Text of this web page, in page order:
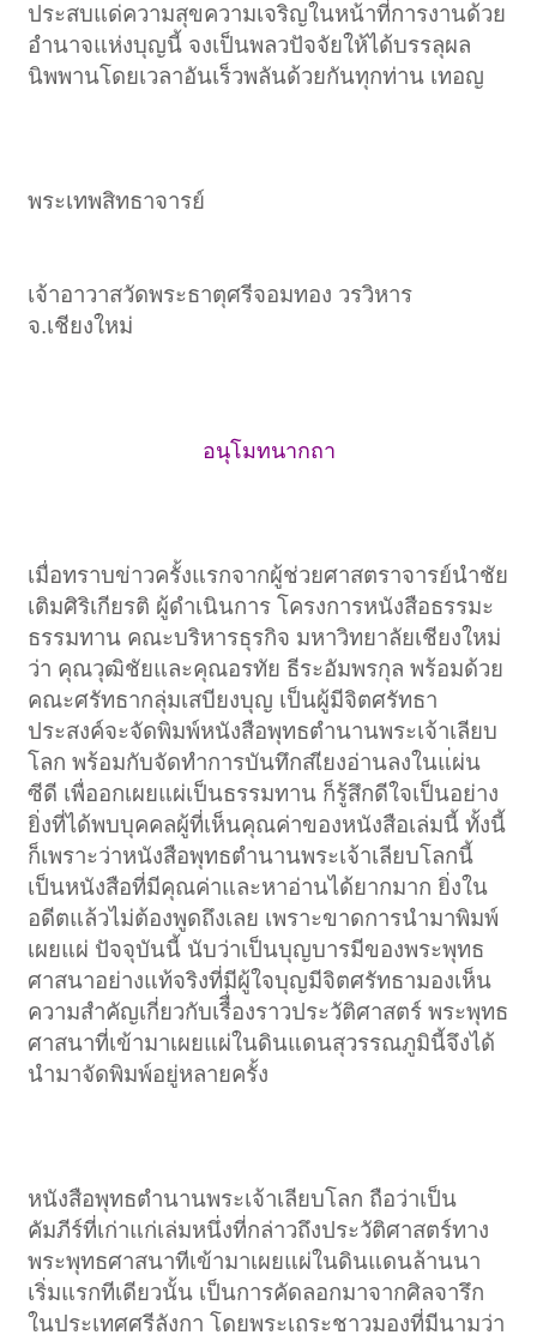
ประสบแด่ความสุขความเจริญในหน้าที่การงานด้วย
อำนาจแห่งบุญนี้ จงเป็นพลวปัจจัยให้ได้บรรลุผล
นิพพานโดยเวลาอันเร็วพลันด้วยกันทุกท่าน เทอญ​
พระเทพสิทธาจารย์
เจ้าอาวาสวัดพระธาตุศรีจอมทอง วรวิหาร
จ.เชียงใหม่​
อนุโมทนากถา
เมื่อทราบข่าวครั้งแรกจากผู้ช่วยศาสตราจารย์นำชัย
เติมศิริเกียรติ ผู้ดำเนินการ โครงการหนังสือธรรมะ
ธรรมทาน คณะบริหารธุรกิจ มหาวิทยาลัยเชียงใหม่
ว่า คุณวุฒิชัยและคุณอรทัย ธีระอัมพรกุล พร้อมด้วย
คณะศรัทธากลุ่มเสบียงบุญ เป็นผู้มีจิตศรัทธา
ประสงค์จะจัดพิมพ์หนังสือพุทธตำนานพระเจ้าเลียบ
โลก พร้อมกับจัดทำการบันทึกสเียงอ่านลงในแ่ผ่น
ซีดี เพื่ออกเผยแผ่เป็นธรรมทาน ก็รู้สึกดีใจเป็นอย่าง
ยิ่งที่ได้พบบุคคลผู้ที่เห็นคุณค่าของหนังสือเล่มนี้ ทั้งนี้
ก็เพราะว่าหนังสือพุทธตำนานพระเจ้าเลียบโลกนี้
เป็นหนังสือที่มีคุณค่าและหาอ่านได้ยากมาก ยิ่งใน
อดีตแล้วไม่ต้องพูดถึงเลย เพราะขาดการนำมาพิมพ์
เผยแผ่ ปัจจุบันนี้ นับว่าเป็นบุญบารมีของพระพุทธ
ศาสนาอย่างแท้จริงที่มีผู้ใจบุญมีจิตศรัทธามองเห็น
ความสำคัญเกี่ยวกับเรืื่องราวประวัติศาสตร์ พระพุทธ
ศาสนาที่เข้ามาเผยแผ่ในดินแดนสุวรรณภูมินี้จึงได้
นำมาจัดพิมพ์อยู่หลายครั้ง​
หนังสือพุทธตำนานพระเจ้าเลียบโลก ถือว่าเป็น
คัมภีร์ที่เก่าแก่เล่มหนึ่งที่กล่าวถึงประวัติศาสตร์ทาง
พระพุทธศาสนาทีเข้ามาเผยแผ่ในดินแดนล้านนา
เริ่มแรกทีเดียวนั้น เป็นการคัดลอกมาจากศิลจารึก
ในประเทศศรีลังกา โดยพระเถระชาวมองที่มีนามว่า